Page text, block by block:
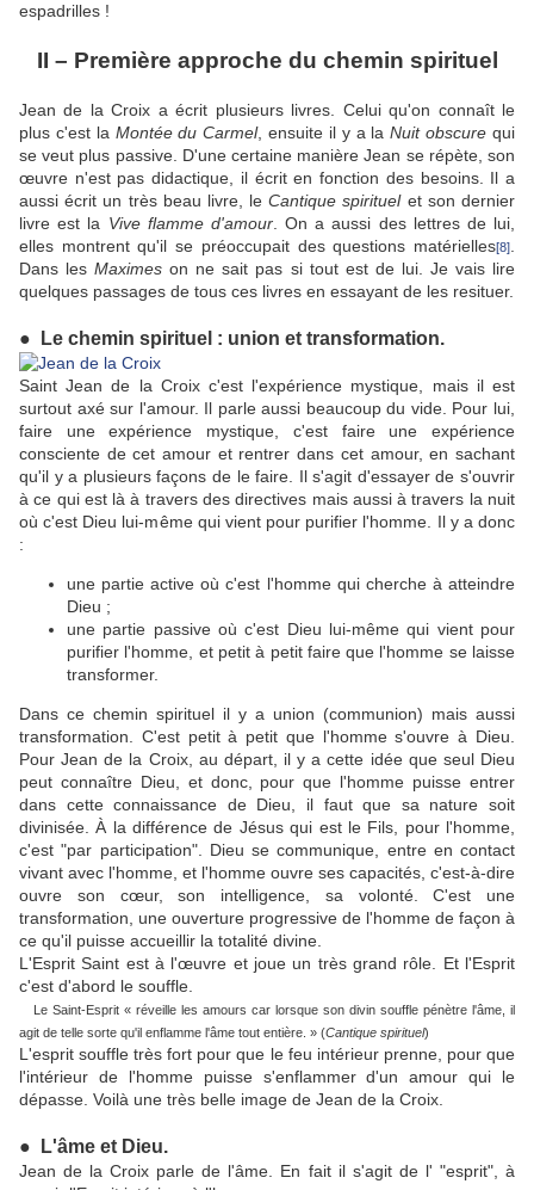
espadrilles !
II – Première approche du chemin spirituel
Jean de la Croix a écrit plusieurs livres. Celui qu'on connaît le
plus c'est la Montée du Carmel, ensuite il y a la Nuit obscure qui
se veut plus passive. D'une certaine manière Jean se répète, son
œuvre n'est pas didactique, il écrit en fonction des besoins. Il a
aussi écrit un très beau livre, le Cantique spirituelet son dernier
livre est la Vive flamme d'amour. On a aussi des lettres de lui,
elles montrent qu'il se préoccupait des questions matérielles[8]
Dans les Maximes on ne sait pas si tout est de lui. Je vais lire
quelques passages de tous ces livres en essayant de les resituer.
● Le chemin spirituel : union et transformation.
Saint Jean de la Croix c'est l'expérience mystique, mais il est
surtout axé sur l'amour. Il parle aussi beaucoup du vide. Pour lui,
faire une expérience mystique, c'est faire une expérience
consciente de cet amour et rentrer dans cet amour, en sachant
qu'il y a plusieurs façons de le faire. Il s'agit d'essayer de s'ouvrir
à ce qui est là à travers des directives mais aussi à travers la nuit
où c'est Dieu lui-même qui vient pour purifier l'homme. Il y a donc
:
une partie active où c'est l'homme qui cherche à atteindre
Dieu ;
une partie passive où c'est Dieu lui-même qui vient pour
purifier l'homme, et petit à petit faire que l'homme se laisse
transformer.
Dans ce chemin spirituel il y a union (communion) mais aussi
transformation. C'est petit à petit que l'homme s'ouvre à Dieu.
Pour Jean de la Croix, au départ, il y a cette idée que seul Dieu
peut connaître Dieu, et donc, pour que l'homme puisse entrer
dans cette connaissance de Dieu, il faut que sa nature soit
divinisée. À la différence de Jésus qui est le Fils, pour l'homme,
c'est "par participation". Dieu se communique, entre en contact
vivant avec l'homme, et l'homme ouvre ses capacités, c'est-à-dire
ouvre son cœur, son intelligence, sa volonté. C'est une
transformation, une ouverture progressive de l'homme de façon à
ce qu'il puisse accueillir la totalité divine.
L'Esprit Saint est à l'œuvre et joue un très grand rôle. Et l'Esprit
c'est d'abord le souffle.
Le Saint-Esprit « réveille les amours car lorsque son divin souffle pénètre l'âme, il
agit de telle sorte qu'il enflamme l'âme tout entière. » (Cantique spirituel)
L'esprit souffle très fort pour que le feu intérieur prenne, pour que
l'intérieur de l'homme puisse s'enflammer d'un amour qui le
dépasse. Voilà une très belle image de Jean de la Croix.
● L'âme et Dieu.
Jean de la Croix parle de l'âme. En fait il s'agit de l' "esprit", à